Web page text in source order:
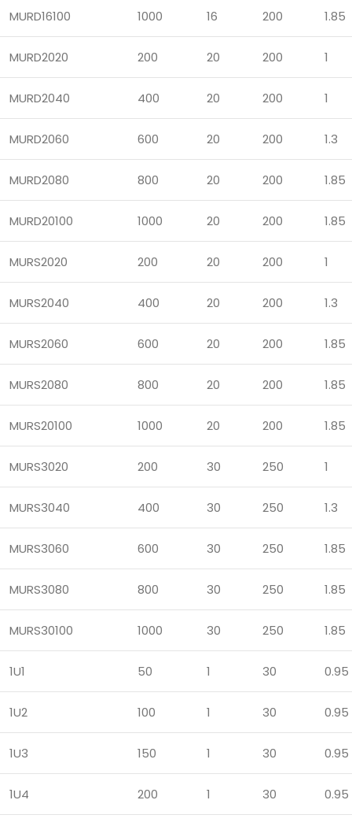
MURD16100 1000 16 200 1.85
MURD2020 200 20 200 1
MURD2040 400 20 200 1
MURD2060 600 20 200 1.3
MURD2080 800 20 200 1.85
MURD20100 1000 20 200 1.85
MURS2020 200 20 200 1
MURS2040 400 20 200 1.3
MURS2060 600 20 200 1.85
MURS2080 800 20 200 1.85
MURS20100 1000 20 200 1.85
MURS3020 200 30 250 1
MURS3040 400 30 250 1.3
MURS3060 600 30 250 1.85
MURS3080 800 30 250 1.85
MURS30100 1000 30 250 1.85
1U1 50 1 30 0.95
1U2 100 1 30 0.95
1U3 150 1 30 0.95
1U4 200 1 30 0.95